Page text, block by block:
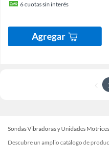
6cuotas sin interés
Agregar
Sondas Vibradoras y Unidades Motrices
Descubre un amplio catálogo de